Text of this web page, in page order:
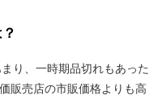
り、一時期品切れもあった
販売店の市販価格よりも高